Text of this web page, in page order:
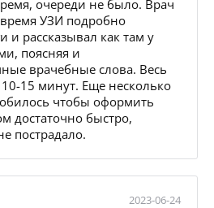
очереди не было. Врач
УЗИ подробно
и рассказывал как там у
поясняя и
врачебные слова. Весь
15 минут. Еще несколько
чтобы оформить
достаточно быстро,
пострадало.
2023-06-24